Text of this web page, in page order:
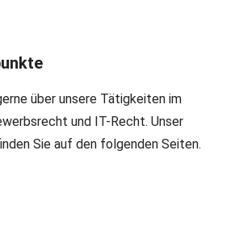
über unsere Tätigkeiten im
und IT-Recht. Unser
Sie auf den folgenden Seiten.